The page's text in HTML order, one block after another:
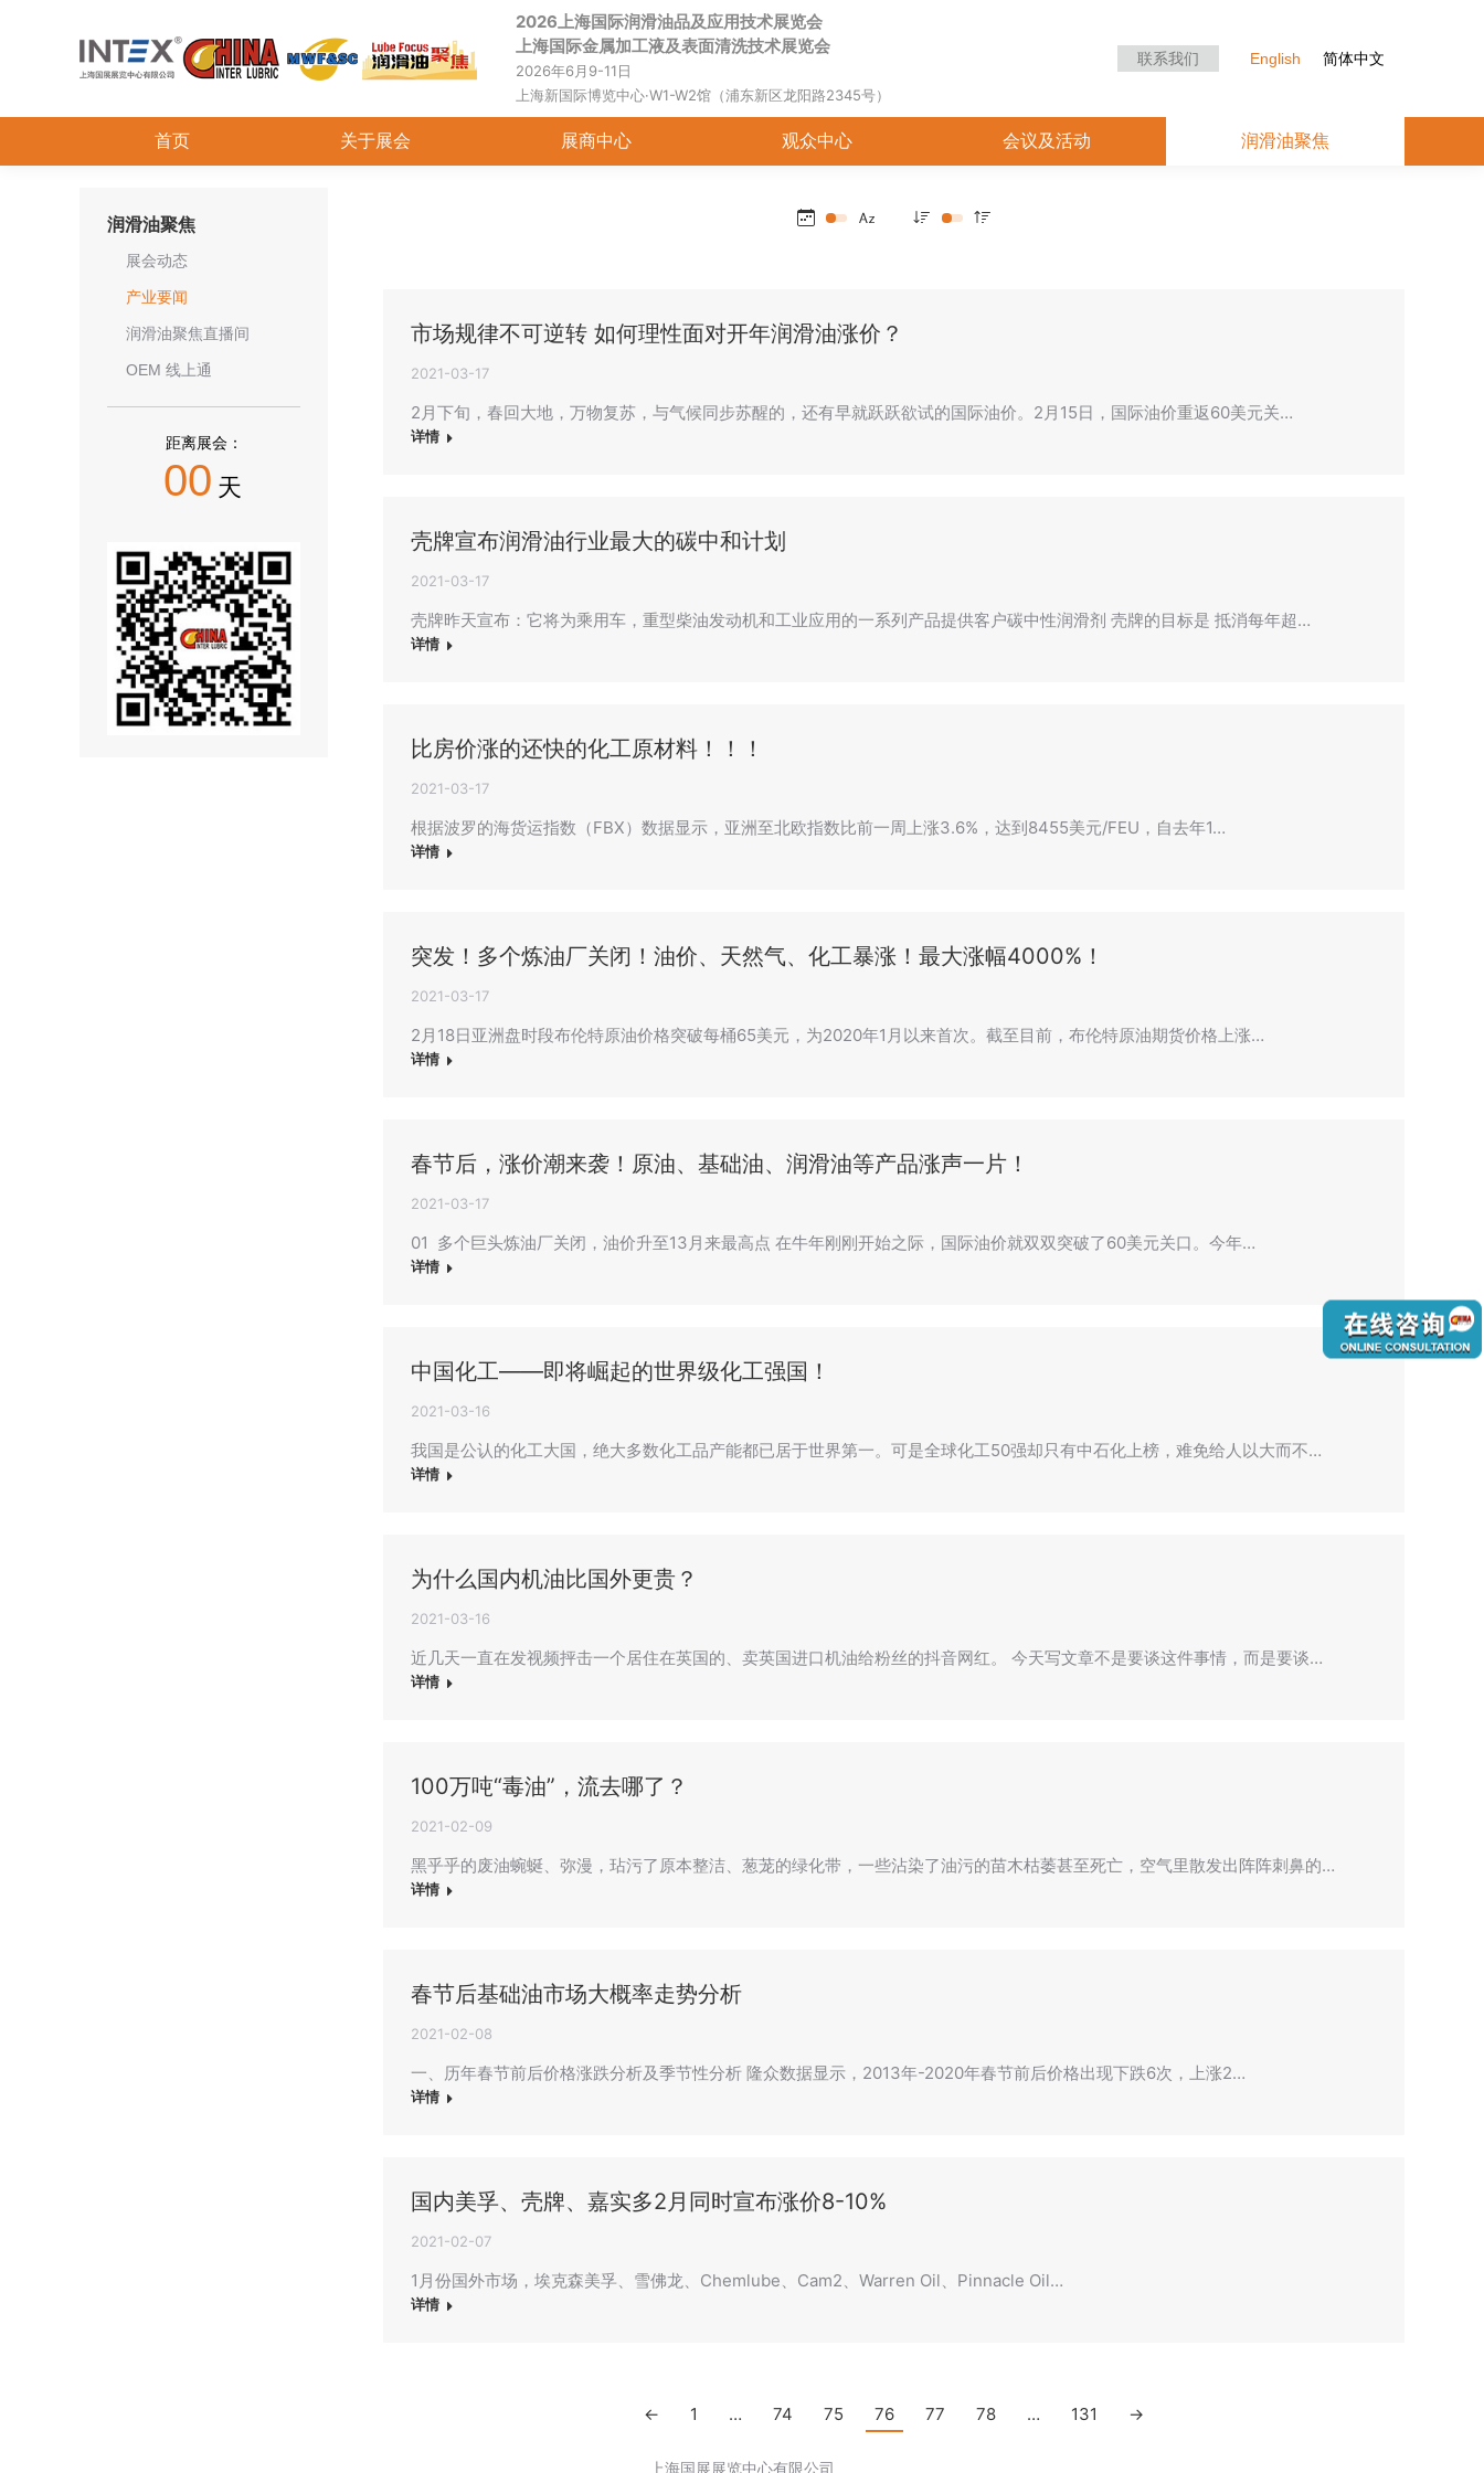
2026上海国际润滑油品及应用技术展览会
上海国际金属加工液及表面清洗技术展览会
2026年6月9-11日
上海新国际博览中心·W1-W2馆（浦东新区龙阳路2345号）
联系我们 English 简体中文
首页 关于展会 展商中心 观众中心 会议及活动 润滑油聚焦
市场规律不可逆转 如何理性面对开年润滑油涨价？
2021-03-17
2月下旬，春回大地，万物复苏，与气候同步苏醒的，还有早就跃跃欲试的国际油价。2月15日，国际油价重返60美元关…
详情
壳牌宣布润滑油行业最大的碳中和计划
2021-03-17
壳牌昨天宣布：它将为乘用车，重型柴油发动机和工业应用的一系列产品提供客户碳中性润滑剂 壳牌的目标是 抵消每年超…
详情
比房价涨的还快的化工原材料！！！
2021-03-17
根据波罗的海货运指数（FBX）数据显示，亚洲至北欧指数比前一周上涨3.6%，达到8455美元/FEU，自去年1…
详情
突发！多个炼油厂关闭！油价、天然气、化工暴涨！最大涨幅4000%！
2021-03-17
2月18日亚洲盘时段布伦特原油价格突破每桶65美元，为2020年1月以来首次。截至目前，布伦特原油期货价格上涨…
详情
春节后，涨价潮来袭！原油、基础油、润滑油等产品涨声一片！
2021-03-17
01 多个巨头炼油厂关闭，油价升至13月来最高点 在牛年刚刚开始之际，国际油价就双双突破了60美元关口。今年…
详情
中国化工——即将崛起的世界级化工强国！
2021-03-16
我国是公认的化工大国，绝大多数化工品产能都已居于世界第一。可是全球化工50强却只有中石化上榜，难免给人以大而不…
详情
为什么国内机油比国外更贵？
2021-03-16
近几天一直在发视频抨击一个居住在英国的、卖英国进口机油给粉丝的抖音网红。 今天写文章不是要谈这件事情，而是要谈…
详情
100万吨“毒油”，流去哪了？
2021-02-09
黑乎乎的废油蜿蜒、弥漫，玷污了原本整洁、葱茏的绿化带，一些沾染了油污的苗木枯萎甚至死亡，空气里散发出阵阵刺鼻的…
详情
春节后基础油市场大概率走势分析
2021-02-08
一、历年春节前后价格涨跌分析及季节性分析 隆众数据显示，2013年-2020年春节前后价格出现下跌6次，上涨2…
详情
国内美孚、壳牌、嘉实多2月同时宣布涨价8-10%
2021-02-07
1月份国外市场，埃克森美孚、雪佛龙、Chemlube、Cam2、Warren Oil、Pinnacle Oil…
详情
← 1 … 74 75 76 77 78 … 131 →
润滑油聚焦
展会动态
产业要闻
润滑油聚焦直播间
OEM 线上通
距离展会：
00 天
上海国展展览中心有限公司
首页 关于展会 展商中心